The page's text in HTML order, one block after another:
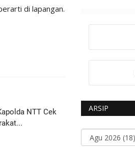
di lapangan.
NTT Cek
ARSIP